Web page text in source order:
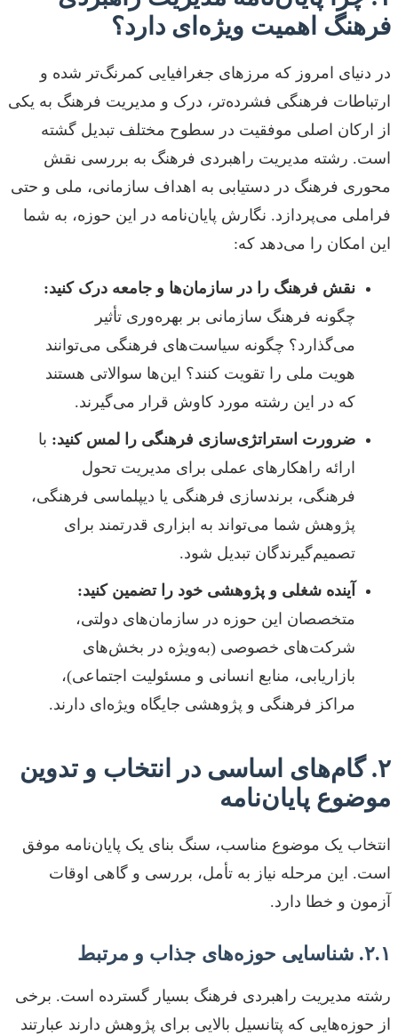
فرهنگ اهمیت ویژه‌ای دارد؟
در دنیای امروز که مرزهای جغرافیایی کمرنگ‌تر شده و
ارتباطات فرهنگی فشرده‌تر، درک و مدیریت فرهنگ به یکی
از ارکان اصلی موفقیت در سطوح مختلف تبدیل گشته
است. رشته مدیریت راهبردی فرهنگ به بررسی نقش
محوری فرهنگ در دستیابی به اهداف سازمانی، ملی و حتی
فراملی می‌پردازد. نگارش پایان‌نامه در این حوزه، به شما
این امکان را می‌دهد که:
نقش فرهنگ را در سازمان‌ها و جامعه درک کنید:
چگونه فرهنگ سازمانی بر بهره‌وری تأثیر
می‌گذارد؟ چگونه سیاست‌های فرهنگی می‌توانند
هویت ملی را تقویت کنند؟ این‌ها سوالاتی هستند
که در این رشته مورد کاوش قرار می‌گیرند.
ضرورت استراتژی‌سازی فرهنگی را لمس کنید: با
ارائه راهکارهای عملی برای مدیریت تحول
فرهنگی، برندسازی فرهنگی یا دیپلماسی فرهنگی،
پژوهش شما می‌تواند به ابزاری قدرتمند برای
تصمیم‌گیرندگان تبدیل شود.
آینده شغلی و پژوهشی خود را تضمین کنید:
متخصصان این حوزه در سازمان‌های دولتی،
شرکت‌های خصوصی (به‌ویژه در بخش‌های
بازاریابی، منابع انسانی و مسئولیت اجتماعی)،
مراکز فرهنگی و پژوهشی جایگاه ویژه‌ای دارند.
۲. گام‌های اساسی در انتخاب و تدوین
موضوع پایان‌نامه
انتخاب یک موضوع مناسب، سنگ بنای یک پایان‌نامه موفق
است. این مرحله نیاز به تأمل، بررسی و گاهی اوقات
آزمون و خطا دارد.
۲.۱. شناسایی حوزه‌های جذاب و مرتبط
رشته مدیریت راهبردی فرهنگ بسیار گسترده است. برخی
از حوزه‌هایی که پتانسیل بالایی برای پژوهش دارند عبارتند